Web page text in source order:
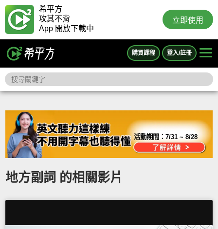
希平方
攻其不背
App 開放下載中
立即使用
購買課程 登入/註冊
活動期間：7/31 ~ 8/28
地方副詞 的相關影片